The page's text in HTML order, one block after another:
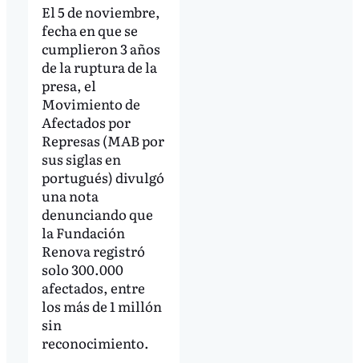
El 5 de noviembre,
fecha en que se
cumplieron 3 años
de la ruptura de la
presa, el
Movimiento de
Afectados por
Represas (MAB por
sus siglas en
portugués) divulgó
una nota
denunciando que
la Fundación
Renova registró
solo 300.000
afectados, entre
los más de 1 millón
sin
reconocimiento.